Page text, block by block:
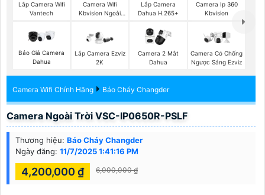
Lắp Camera Wifi
Vantech
Camera Wifi
Kbvision Ngoài
Lắp Camera
Dahua H.265+
Camera Ip 360
Kbvision
Báo Giá Camera
Dahua
Lắp Camera Ezviz
2K
Camera 2 Mắt
Dahua
Camera Có Chống
Ngược Sáng Ezviz
Camera Wifi Chính Hãng Báo Cháy Changder
Camera Ngoài Trời VSC-IP0650R-PSLF
Thương hiệu: Báo Cháy Changder
Ngày đăng: 11/7/2025 1:41:16 PM
4,200,000 ₫ 6,000,000 ₫